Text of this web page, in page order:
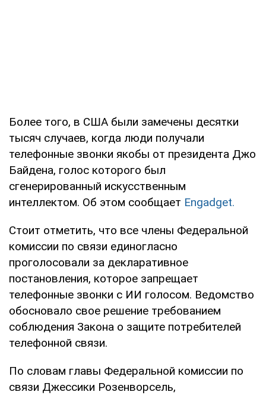
Более того, в США были замечены десятки
тысяч случаев, когда люди получали
телефонные звонки якобы от президента Джо
Байдена, голос которого был
сгенерированный искусственным
интеллектом. Об этом сообщает Engadget.
Стоит отметить, что все члены Федеральной
комиссии по связи единогласно
проголосовали за декларативное
постановления, которое запрещает
телефонные звонки с ИИ голосом. Ведомство
обосновало свое решение требованием
соблюдения Закона о защите потребителей
телефонной связи.
По словам главы Федеральной комиссии по
связи Джессики Розенворсель,